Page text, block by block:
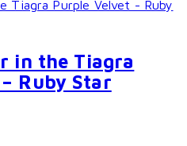
in the Tiagra
Ruby Star